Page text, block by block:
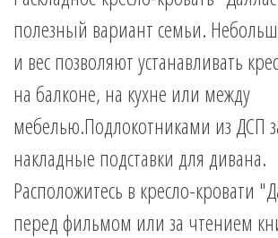
полезный вариант семьи.
и вес позволяют устанавливать
на балконе, на кухне или между
мебелью.Подлокотниками из ДСП
накладные подставки для дивана.
Расположитесь в кресло-кровати
перед фильмом или за чтением